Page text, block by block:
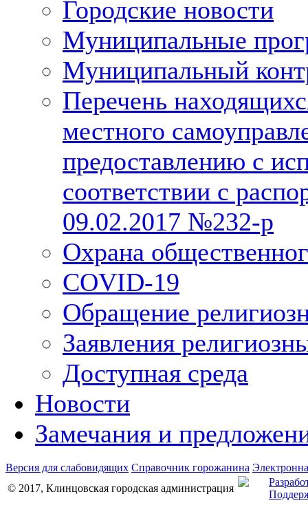
Городские новости
Муниципальные
Муниципальный
Перечень
местного
предоставлению с
соответствии с
09.02.2017 №232-р
Охрана
COVID-19
Обращение
Заявления
Доступная среда
Новости
Замечания и
Версия для слабовидящих Справочник горожанина
© 2017, Клинцовская городская администрация